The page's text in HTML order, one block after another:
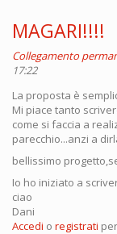
MAGARI!!!!
Collegamento
17:22
La proposta è
Mi piace tanto
come si faccia a
parecchio...anzi a
bellissimo
Io ho iniziato a
ciao
Dani
Accedi o registrati